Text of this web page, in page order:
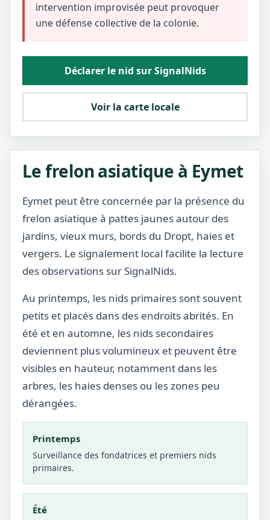
intervention improvisée peut provoquer
une défense collective de la colonie.
Déclarer le nid sur SignalNids
Voir la carte locale
Le frelon asiatique à Eymet
Eymet peut être concernée par la présence du
frelon asiatique à pattes jaunes autour des
jardins, vieux murs, bords du Dropt, haies et
vergers. Le signalement local facilite la lecture
des observations sur SignalNids.
Au printemps, les nids primaires sont souvent
petits et placés dans des endroits abrités. En
été et en automne, les nids secondaires
deviennent plus volumineux et peuvent être
visibles en hauteur, notamment dans les
arbres, les haies denses ou les zones peu
dérangées.
Printemps
Surveillance des fondatrices et premiers nids
primaires.
Été